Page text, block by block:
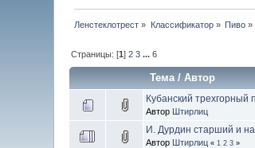
Ленстеклотрест » Классификатор» Пиво »
Страницы: [1]2 3 ...6
Тема/Автор
Кубанский
Автор Штирлиц
И. Дурдин старший и
Автор Штирлиц « 1 2 3 »